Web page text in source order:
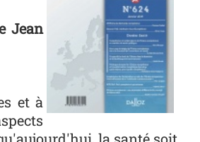
Jean
et à
la santé soit